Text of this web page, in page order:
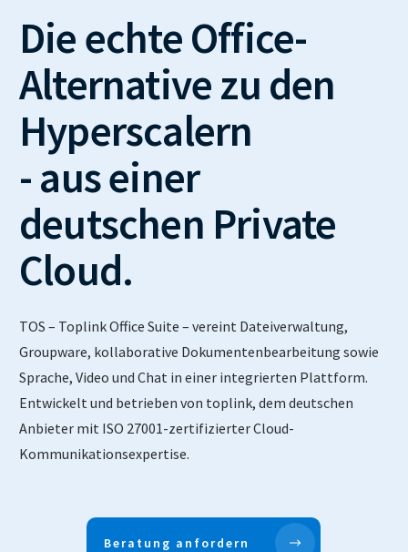
Die echte Office-
Alternative zu den
Hyperscalern
- aus einer
deutschen Private
Cloud.
TOS – Toplink Office Suite – vereint Dateiverwaltung,
Groupware, kollaborative Dokumentenbearbeitung sowie
Sprache, Video und Chat in einer integrierten Plattform.
Entwickelt und betrieben von toplink, dem deutschen
Anbieter mit ISO 27001-zertifizierter Cloud-
Kommunikationsexpertise.
Beratung anfordern